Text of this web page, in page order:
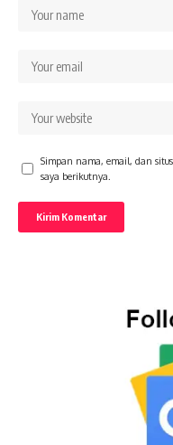
Simpan nama, email, dan
saya berikutnya.